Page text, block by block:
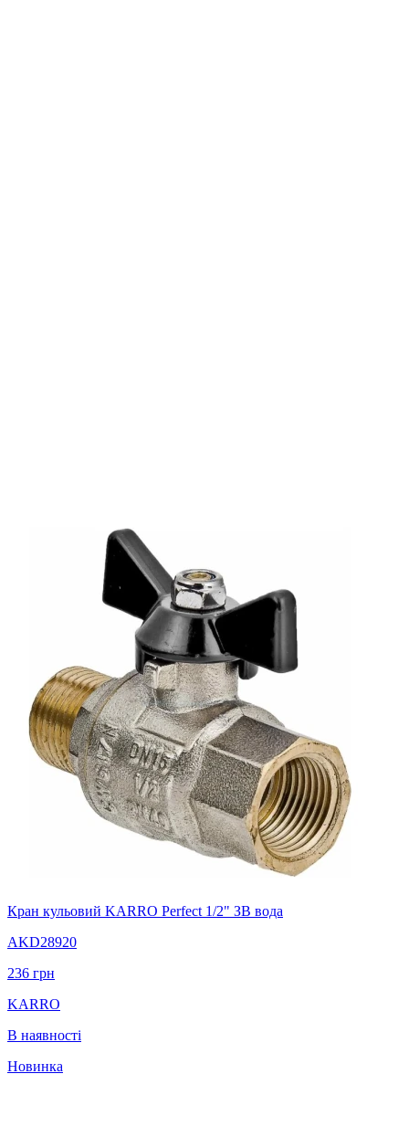
Кран кульовий KARRO Perfect 1/2" ЗВ вода
AKD28920
236 грн
KARRO
В наявності
Новинка